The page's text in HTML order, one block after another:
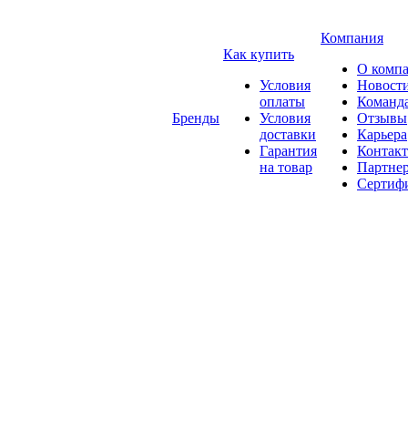
Бренды
Как купить
Условия
оплаты
Условия
доставки
Гарантия
на товар
Компания
О
Отзывы
Карьера